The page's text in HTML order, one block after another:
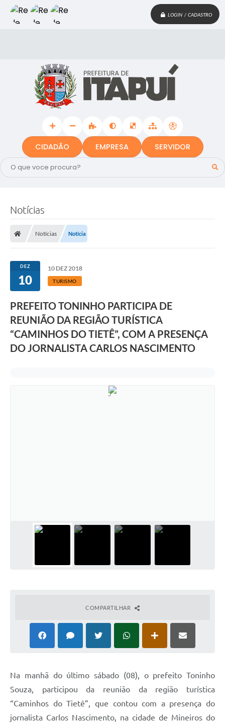
LOGIN / CADASTRO
CIDADÃO EMPRESA SERVIDOR
Notícias
Notícias Notícia
DEZ
10
10 DEZ 2018
TURISMO
PREFEITO TONINHO PARTICIPA DE
REUNIÃO DA REGIÃO TURÍSTICA
“CAMINHOS DO TIETÊ”, COM A PRESENÇA
DO JORNALISTA CARLOS NASCIMENTO
COMPARTILHAR
Na manhã do último sábado (08), o prefeito Toninho
Souza, participou da reunião da região turística
“Caminhos do Tietê”, que contou com a presença do
jornalista Carlos Nascimento, na cidade de Mineiros do